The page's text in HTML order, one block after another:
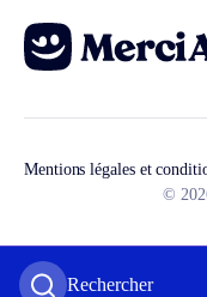
Rechercher
Mentions légales et
©